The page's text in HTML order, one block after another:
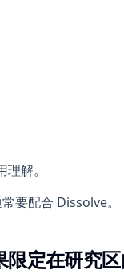
解。
要配合 Dissolve。
限定在研究